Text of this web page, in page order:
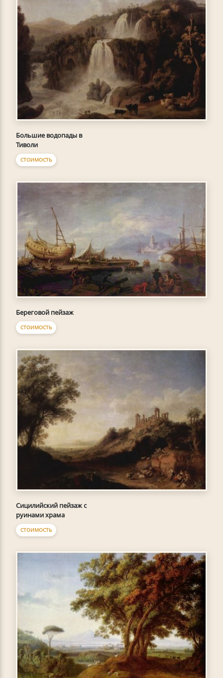
Большие водопады в
Тиволи
СТОИМОСТЬ
Береговой пейзаж
СТОИМОСТЬ
Сицилийский пейзаж с
руинами храма
СТОИМОСТЬ